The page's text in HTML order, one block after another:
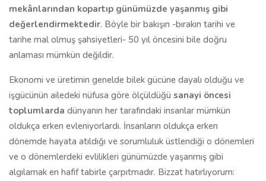
mekânlarından kopartıp günümüzde yaşanmış gibi
değerlendirmektedir. Böyle bir bakışın -bırakın tarihi ve
tarihe mal olmuş şahsiyetleri- 50 yıl öncesini bile doğru
anlaması mümkün değildir.
Ekonomi ve üretimin genelde bilek gücüne dayalı olduğu ve
işgücünün ailedeki nüfusa göre ölçüldüğü sanayi öncesi
toplumlarda dünyanın her tarafındaki insanlar mümkün
oldukça erken evleniyorlardı. İnsanların oldukça erken
dönemde hayata atıldığı ve sorumluluk üstlendiği o dönemleri
ve o dönemlerdeki evlilikleri günümüzde yaşanmış gibi
algılamak en hafif tabirle çarpıtmadır. Bizzat hatırlıyorum: